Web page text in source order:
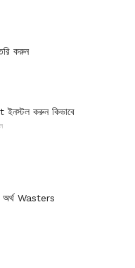
করুন
করুন কিভাবে
অর্থ Wasters